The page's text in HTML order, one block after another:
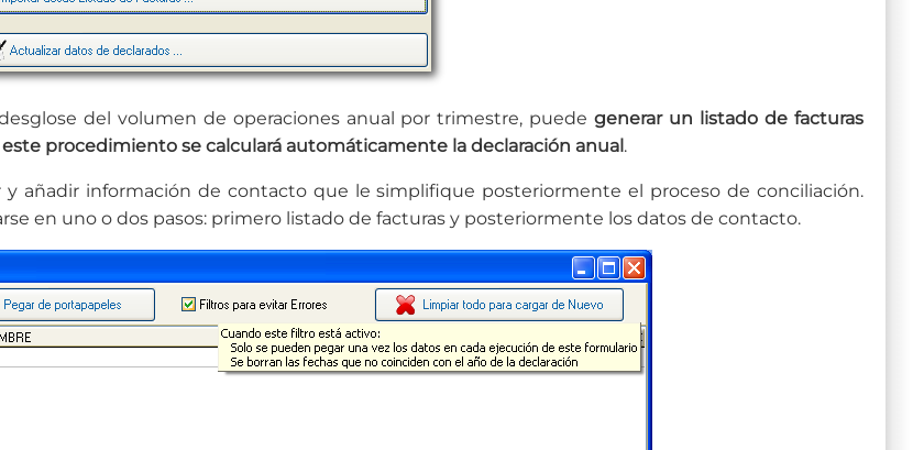
del volumen de operaciones anual por trimestre, puedegenerar un listado de facturas
procedimiento se calculará automáticamente la declaración anual.
y añadir información de contacto que le simplifique posteriormente el proceso de conciliación.
en uno o dos pasos: primero listado de facturas y posteriormente los datos de contacto.